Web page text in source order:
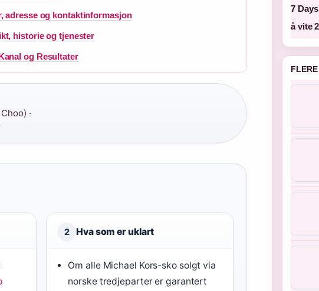
adresse og kontaktinformasjon
historie og tjenester
og Resultater
·
2 Hva som er uklart
Om alle Michael Kors-sko solgt via
norske tredjeparter er garantert
7
å vite